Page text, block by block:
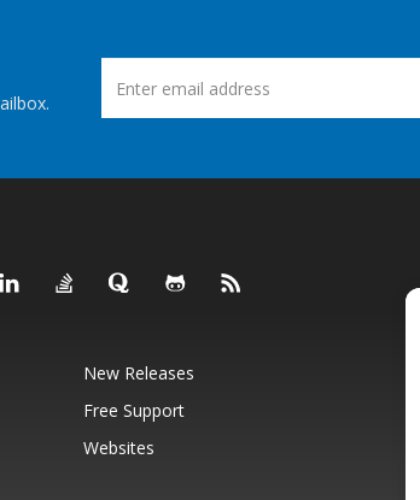
New Releases
Free Support
Websites